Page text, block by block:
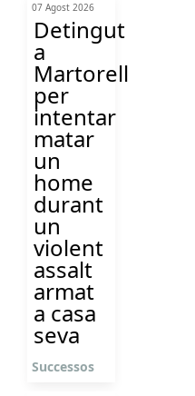
07 Agost 2026
Detingut
a
Martorell
per
intentar
matar
un
home
durant
un
violent
assalt
armat
a casa
seva
Successos